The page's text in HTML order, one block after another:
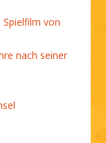
von
nach seiner